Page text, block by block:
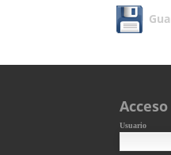
Acceso
Usuario